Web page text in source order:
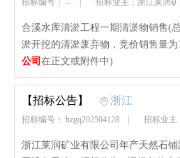
招标编号： -- 招标业主：浙江莱润
合溪水库清淤工程一期清淤物销售(
淤开挖的清淤废弃物，竞价销售量
公司 在正文或附件中)
【招标公告】 浙江
招标编号： hzgq202504128 招标业主
浙江莱润矿业有限公司年产天然石